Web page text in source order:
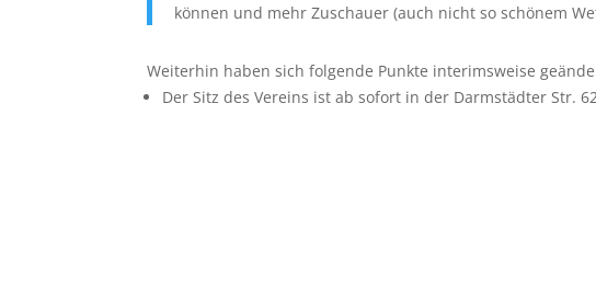
können und mehr Zuschauer (auch nicht so schönem
Weiterhin haben sich folgende Punkte interimsweise
Der Sitz des Vereins ist ab sofort in der Darmstädter Str.